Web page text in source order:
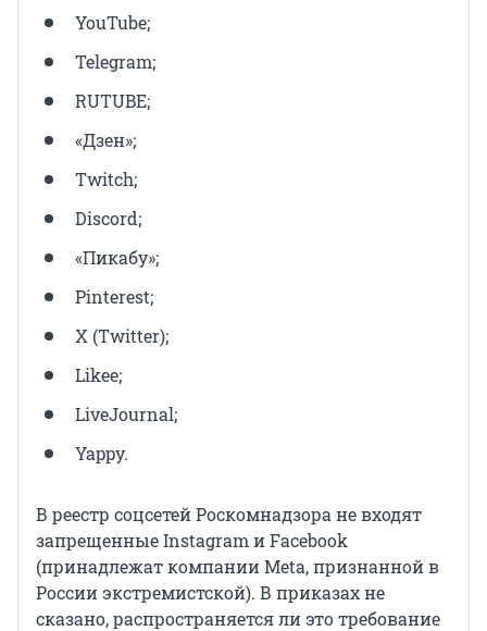
YouTube;
Telegram;
RUTUBE;
«Дзен»;
Twitch;
Discord;
«Пикабу»;
Pinterest;
X (Twitter);
Likee;
LiveJournal;
Yappy.
В реестр соцсетей Роскомнадзора не входят
запрещенные Instagram и Facebook
(принадлежат компании Meta, признанной в
России экстремистской). В приказах не
сказано, распространяется ли это требование